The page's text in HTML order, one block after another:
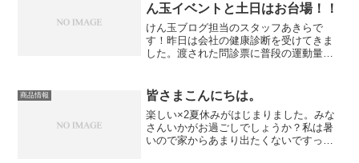
ん玉イベントと土日はお台場！！
けん玉ブログ担当のスタッフあきらで
す！昨日は会社の健康診断を受けてきま
した。渡された問診票に普段の運動量に
違ってないと信じたいです。今日の本
題、スピンギア週末イベント情...
商品情報 皆さまこんにちは。
楽しい×2夏休みがはじまりました。みな
さんいかがお過ごしでしょうか？私は暑
いので家からあまり出たくないですって